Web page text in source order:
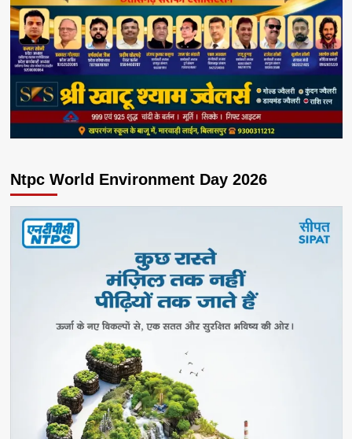
Ntpc World Environment Day 2026